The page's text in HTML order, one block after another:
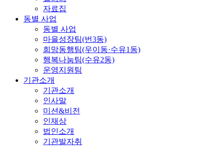
자료집
동별 사업
동별 사업
마을성장팀(번3동)
희망동행팀(우이동·수유1동)
행복나눔팀(수유2동)
운영지원팀
기관소개
기관소개
인사말
미션&비전
인재상
법인소개
기관발자취